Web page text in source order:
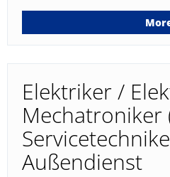
Elektriker /
Mechatroniker
Außendienst